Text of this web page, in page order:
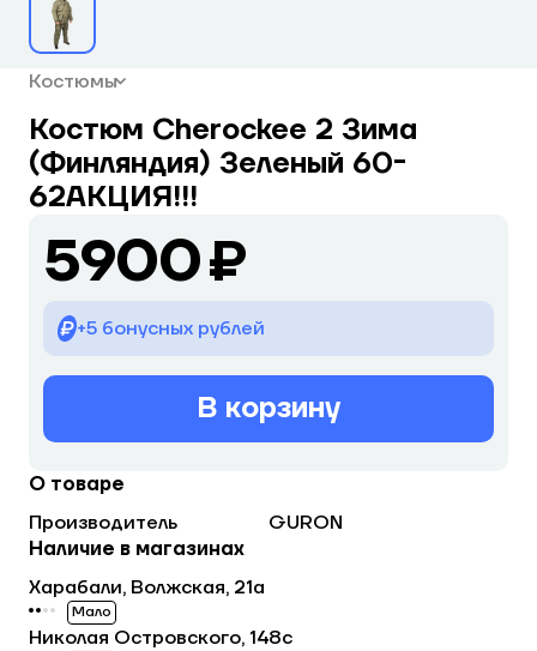
Костюмы
Костюм Cherockee 2 Зима
(Финляндия) Зеленый 60-
62АКЦИЯ!!!
5900 ₽
+5 бонусных рублей
В корзину
О товаре
Производитель
GURON
Наличие в магазинах
Харабали, Волжская, 21а
Мало
Николая Островского, 148с